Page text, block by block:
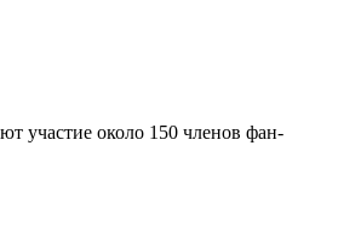
участие около 150 членов фан-